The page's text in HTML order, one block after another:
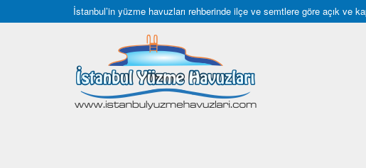
İstanbul’in yüzme havuzları rehberinde ilçe ve semtlere göre açık ve